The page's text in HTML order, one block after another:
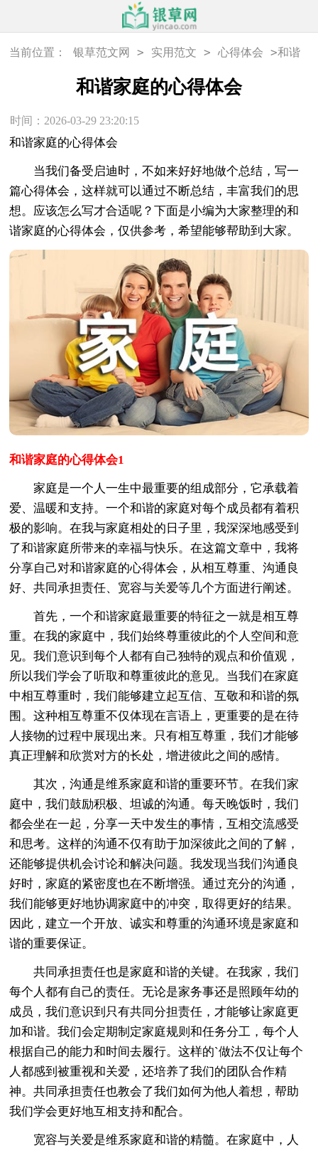
当前位置： 银草范文网 > 实用范文 > 心得体会 >和谐
家庭的心得体会
和谐家庭的心得体会
时间：2026-03-29 23:20:15
和谐家庭的心得体会
当我们备受启迪时，不如来好好地做个总结，写一
篇心得体会，这样就可以通过不断总结，丰富我们的思
想。应该怎么写才合适呢？下面是小编为大家整理的和
谐家庭的心得体会，仅供参考，希望能够帮助到大家。
和谐家庭的心得体会1
家庭是一个人一生中最重要的组成部分，它承载着
爱、温暖和支持。一个和谐的家庭对每个成员都有着积
极的影响。在我与家庭相处的日子里，我深深地感受到
了和谐家庭所带来的幸福与快乐。在这篇文章中，我将
分享自己对和谐家庭的心得体会，从相互尊重、沟通良
好、共同承担责任、宽容与关爱等几个方面进行阐述。
首先，一个和谐家庭最重要的特征之一就是相互尊
重。在我的家庭中，我们始终尊重彼此的个人空间和意
见。我们意识到每个人都有自己独特的观点和价值观，
所以我们学会了听取和尊重彼此的意见。当我们在家庭
中相互尊重时，我们能够建立起互信、互敬和和谐的氛
围。这种相互尊重不仅体现在言语上，更重要的是在待
人接物的过程中展现出来。只有相互尊重，我们才能够
真正理解和欣赏对方的长处，增进彼此之间的感情。
其次，沟通是维系家庭和谐的重要环节。在我们家
庭中，我们鼓励积极、坦诚的沟通。每天晚饭时，我们
都会坐在一起，分享一天中发生的事情，互相交流感受
和思考。这样的沟通不仅有助于加深彼此之间的了解，
还能够提供机会讨论和解决问题。我发现当我们沟通良
好时，家庭的紧密度也在不断增强。通过充分的沟通，
我们能够更好地协调家庭中的冲突，取得更好的结果。
因此，建立一个开放、诚实和尊重的沟通环境是家庭和
谐的重要保证。
共同承担责任也是家庭和谐的关键。在我家，我们
每个人都有自己的责任。无论是家务事还是照顾年幼的
成员，我们意识到只有共同分担责任，才能够让家庭更
加和谐。我们会定期制定家庭规则和任务分工，每个人
根据自己的能力和时间去履行。这样的`做法不仅让每个
人都感到被重视和关爱，还培养了我们的团队合作精
神。共同承担责任也教会了我们如何为他人着想，帮助
我们学会更好地互相支持和配合。
宽容与关爱是维系家庭和谐的精髓。在家庭中，人